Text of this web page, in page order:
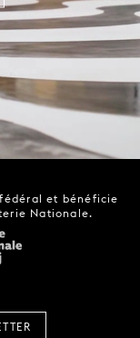
et bénéficie
Nationale.